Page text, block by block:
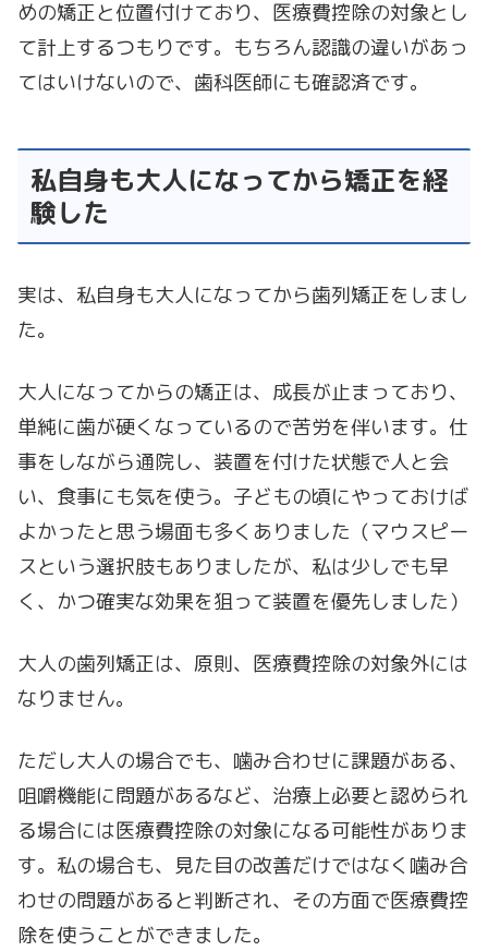
めの矯正と位置付けており、医療費控除の対象とし
て計上するつもりです。もちろん認識の違いがあっ
てはいけないので、歯科医師にも確認済です。
私自身も大人になってから矯正を経
験した
実は、私自身も大人になってから歯列矯正をしまし
た。
大人になってからの矯正は、成長が止まっており、
単純に歯が硬くなっているので苦労を伴います。仕
事をしながら通院し、装置を付けた状態で人と会
い、食事にも気を使う。子どもの頃にやっておけば
よかったと思う場面も多くありました（マウスピー
スという選択肢もありましたが、私は少しでも早
く、かつ確実な効果を狙って装置を優先しました）
大人の歯列矯正は、原則、医療費控除の対象外には
なりません。
ただし大人の場合でも、噛み合わせに課題がある、
咀嚼機能に問題があるなど、治療上必要と認められ
る場合には医療費控除の対象になる可能性がありま
す。私の場合も、見た目の改善だけではなく噛み合
わせの問題があると判断され、その方面で医療費控
除を使うことができました。